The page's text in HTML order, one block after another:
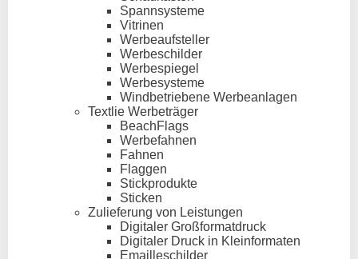
Spannsysteme
Vitrinen
Werbeaufsteller
Werbeschilder
Werbespiegel
Werbesysteme
Windbetriebene Werbeanlagen
Textlie Werbeträger
BeachFlags
Werbefahnen
Fahnen
Flaggen
Stickprodukte
Sticken
Zulieferung von Leistungen
Digitaler Großformatdruck
Digitaler Druck in Kleinformaten
Emailleschilder